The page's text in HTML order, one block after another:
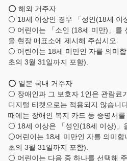
⭕ 해외 거주자
⚪ 18세 이상인 경우 「성인(18세 이
⚪ 어린이는 「소인 (18세 미만)」를
을 현장 매표소에 제시해 주십시오.
⚪ 어린이는 18세 미만인 자를 의미
초의 3월 31일까지 포함).
⭕ 일본 국내 거주자
⚪ 장애인과 그 보호자 1인은 관람료
디지털 티켓으로는 적용되지 않습니
때에는 장애인 복지 카드 등 증명서
⚪ 18세 이상은 「성인(18세 이상)」
⚪어린이는 18세 미만인 자를 의미
초의 3월 31일까지 포함).
⚪ 어린이는 다음 중 하나를 선택해